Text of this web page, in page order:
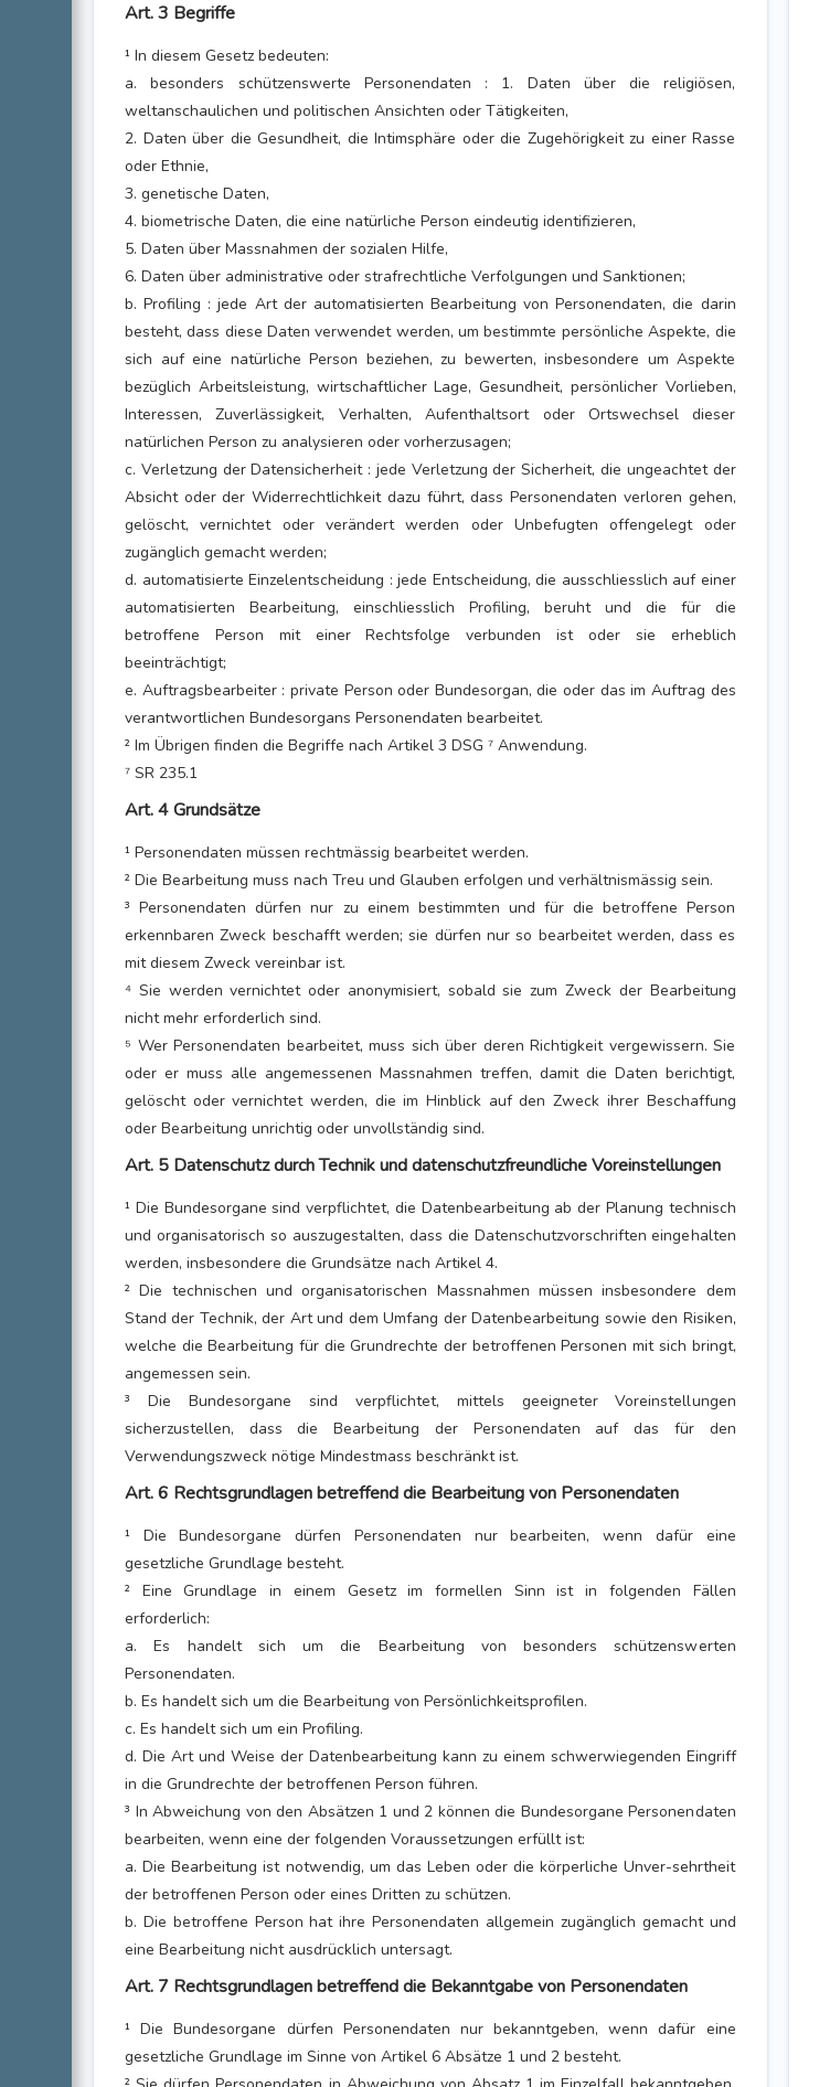
Art. 3 Begriffe
¹ In diesem Gesetz bedeuten:
a. besonders schützenswerte Personendaten : 1. Daten über die religiösen,
weltanschaulichen und politischen Ansichten oder Tätigkeiten,
2. Daten über die Gesundheit, die Intimsphäre oder die Zugehörigkeit zu einer Rasse
oder Ethnie,
3. genetische Daten,
4. biometrische Daten, die eine natürliche Person eindeutig identifizieren,
5. Daten über Massnahmen der sozialen Hilfe,
6. Daten über administrative oder strafrechtliche Verfolgungen und Sanktionen;
b. Profiling : jede Art der automatisierten Bearbeitung von Personendaten, die darin
besteht, dass diese Daten verwendet werden, um bestimmte persönliche Aspekte, die
sich auf eine natürliche Person beziehen, zu bewerten, insbesondere um Aspekte
bezüglich Arbeitsleistung, wirtschaftlicher Lage, Gesundheit, persönlicher Vorlieben,
Interessen, Zuverlässigkeit, Verhalten, Aufenthaltsort oder Ortswechsel dieser
natürlichen Person zu analysieren oder vorherzusagen;
c. Verletzung der Datensicherheit : jede Verletzung der Sicherheit, die ungeachtet der
Absicht oder der Widerrechtlichkeit dazu führt, dass Personendaten verloren gehen,
gelöscht, vernichtet oder verändert werden oder Unbefugten offengelegt oder
zugänglich gemacht werden;
d. automatisierte Einzelentscheidung : jede Entscheidung, die ausschliesslich auf einer
automatisierten Bearbeitung, einschliesslich Profiling, beruht und die für die
betroffene Person mit einer Rechtsfolge verbunden ist oder sie erheblich
beeinträchtigt;
e. Auftragsbearbeiter : private Person oder Bundesorgan, die oder das im Auftrag des
verantwortlichen Bundesorgans Personendaten bearbeitet.
² Im Übrigen finden die Begriffe nach Artikel 3 DSG ⁷ Anwendung.
⁷ SR 235.1
Art. 4 Grundsätze
¹ Personendaten müssen rechtmässig bearbeitet werden.
² Die Bearbeitung muss nach Treu und Glauben erfolgen und verhältnismässig sein.
³ Personendaten dürfen nur zu einem bestimmten und für die betroffene Person
erkennbaren Zweck beschafft werden; sie dürfen nur so bearbeitet werden, dass es
mit diesem Zweck vereinbar ist.
⁴ Sie werden vernichtet oder anonymisiert, sobald sie zum Zweck der Bearbeitung
nicht mehr erforderlich sind.
⁵ Wer Personendaten bearbeitet, muss sich über deren Richtigkeit vergewissern. Sie
oder er muss alle angemessenen Massnahmen treffen, damit die Daten berichtigt,
gelöscht oder vernichtet werden, die im Hinblick auf den Zweck ihrer Beschaffung
oder Bearbeitung unrichtig oder unvollständig sind.
Art. 5 Datenschutz durch Technik und datenschutzfreundliche Voreinstellungen
¹ Die Bundesorgane sind verpflichtet, die Datenbearbeitung ab der Planung technisch
und organisatorisch so auszugestalten, dass die Datenschutzvorschriften eingehalten
werden, insbesondere die Grundsätze nach Artikel 4.
² Die technischen und organisatorischen Massnahmen müssen insbesondere dem
Stand der Technik, der Art und dem Umfang der Datenbearbeitung sowie den Risiken,
welche die Bearbeitung für die Grundrechte der betroffenen Personen mit sich bringt,
angemessen sein.
³ Die Bundesorgane sind verpflichtet, mittels geeigneter Voreinstellungen
sicherzustellen, dass die Bearbeitung der Personendaten auf das für den
Verwendungszweck nötige Mindestmass beschränkt ist.
Art. 6 Rechtsgrundlagen betreffend die Bearbeitung von Personendaten
¹ Die Bundesorgane dürfen Personendaten nur bearbeiten, wenn dafür eine
gesetzliche Grundlage besteht.
² Eine Grundlage in einem Gesetz im formellen Sinn ist in folgenden Fällen
erforderlich:
a. Es handelt sich um die Bearbeitung von besonders schützenswerten
Personendaten.
b. Es handelt sich um die Bearbeitung von Persönlichkeitsprofilen.
c. Es handelt sich um ein Profiling.
d. Die Art und Weise der Datenbearbeitung kann zu einem schwerwiegenden Eingriff
in die Grundrechte der betroffenen Person führen.
³ In Abweichung von den Absätzen 1 und 2 können die Bundesorgane Personendaten
bearbeiten, wenn eine der folgenden Voraussetzungen erfüllt ist:
a. Die Bearbeitung ist notwendig, um das Leben oder die körperliche Unver-sehrtheit
der betroffenen Person oder eines Dritten zu schützen.
b. Die betroffene Person hat ihre Personendaten allgemein zugänglich gemacht und
eine Bearbeitung nicht ausdrücklich untersagt.
Art. 7 Rechtsgrundlagen betreffend die Bekanntgabe von Personendaten
¹ Die Bundesorgane dürfen Personendaten nur bekanntgeben, wenn dafür eine
gesetzliche Grundlage im Sinne von Artikel 6 Absätze 1 und 2 besteht.